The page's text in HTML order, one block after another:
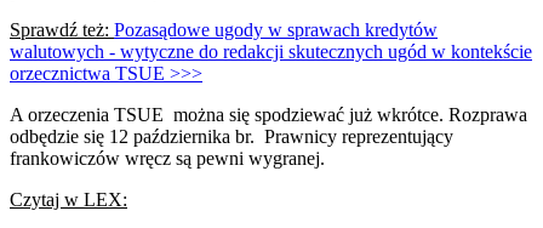
Sprawdź też: Pozasądowe ugody w sprawach kredytów
walutowych - wytyczne do redakcji skutecznych ugód w kontekście
orzecznictwa TSUE >>>
A orzeczenia TSUE można się spodziewać już wkrótce. Rozprawa
odbędzie się 12 października br. Prawnicy reprezentujący
frankowiczów wręcz są pewni wygranej.
Czytaj w LEX: